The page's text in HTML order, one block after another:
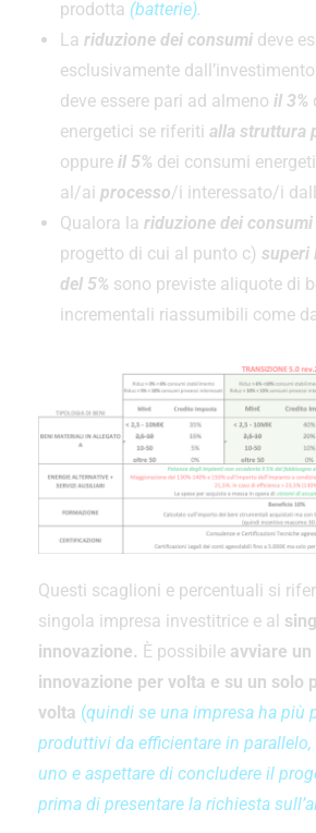
prodotta (batterie).
La riduzione dei consumi deve
esclusivamente
deve essere pari ad almeno il 3%
energetici se riferiti alla struttura
oppure il 5% dei consumi
al/ai processo/i interessato/i
Qualora la riduzione dei consumi
progetto di cui al punto c) superi
del 5% sono previste aliquote di
incrementali riassumibili come
Questi scaglioni e percentuali si
singola impresa investitrice e al
innovazione. È possibile avviare
innovazione per volta e su un solo
volta (quindi se una impresa ha più
produttivi da efficientare in
uno e aspettare di concludere il
prima di presentare la richiesta